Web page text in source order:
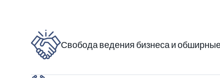
Свобода ведения бизнеса и